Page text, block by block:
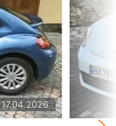
17.04.2026